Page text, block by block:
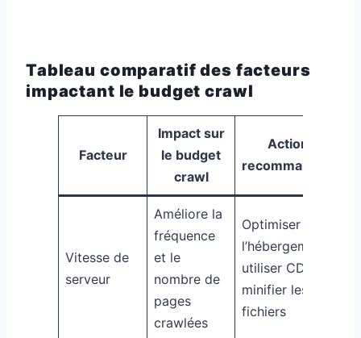
Tableau comparatif des facteurs
impactant le budget crawl
Facteur
Impact sur
le budget
crawl
Actions
recommandées
Vitesse de
serveur
Améliore la
fréquence
et le
nombre de
pages
crawlées
Optimiser
l’hébergement,
utiliser CDN,
minifier les
fichiers